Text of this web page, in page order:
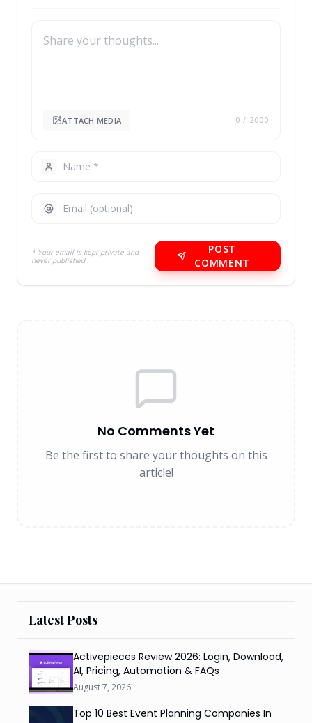
ATTACH MEDIA 0 / 2000
* Your email is kept private and
never published.
POST
COMMENT
No Comments Yet
Be the first to share your thoughts on this
article!
Latest Posts
Activepieces Review 2026: Login, Download,
AI, Pricing, Automation & FAQs
August 7, 2026
Top 10 Best Event Planning Companies In